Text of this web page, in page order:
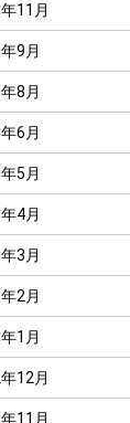
11月
9月
8月
6月
5月
4月
3月
2月
1月
12月
11月